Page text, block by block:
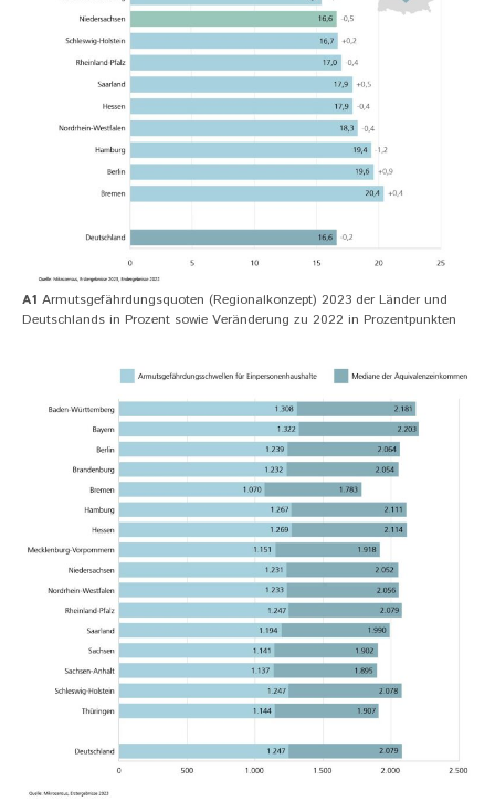
A1 Armutsgefährdungsquoten (Regionalkonzept) 2023 der Länder und
Deutschlands in Prozent sowie Veränderung zu 2022 in Prozentpunkten